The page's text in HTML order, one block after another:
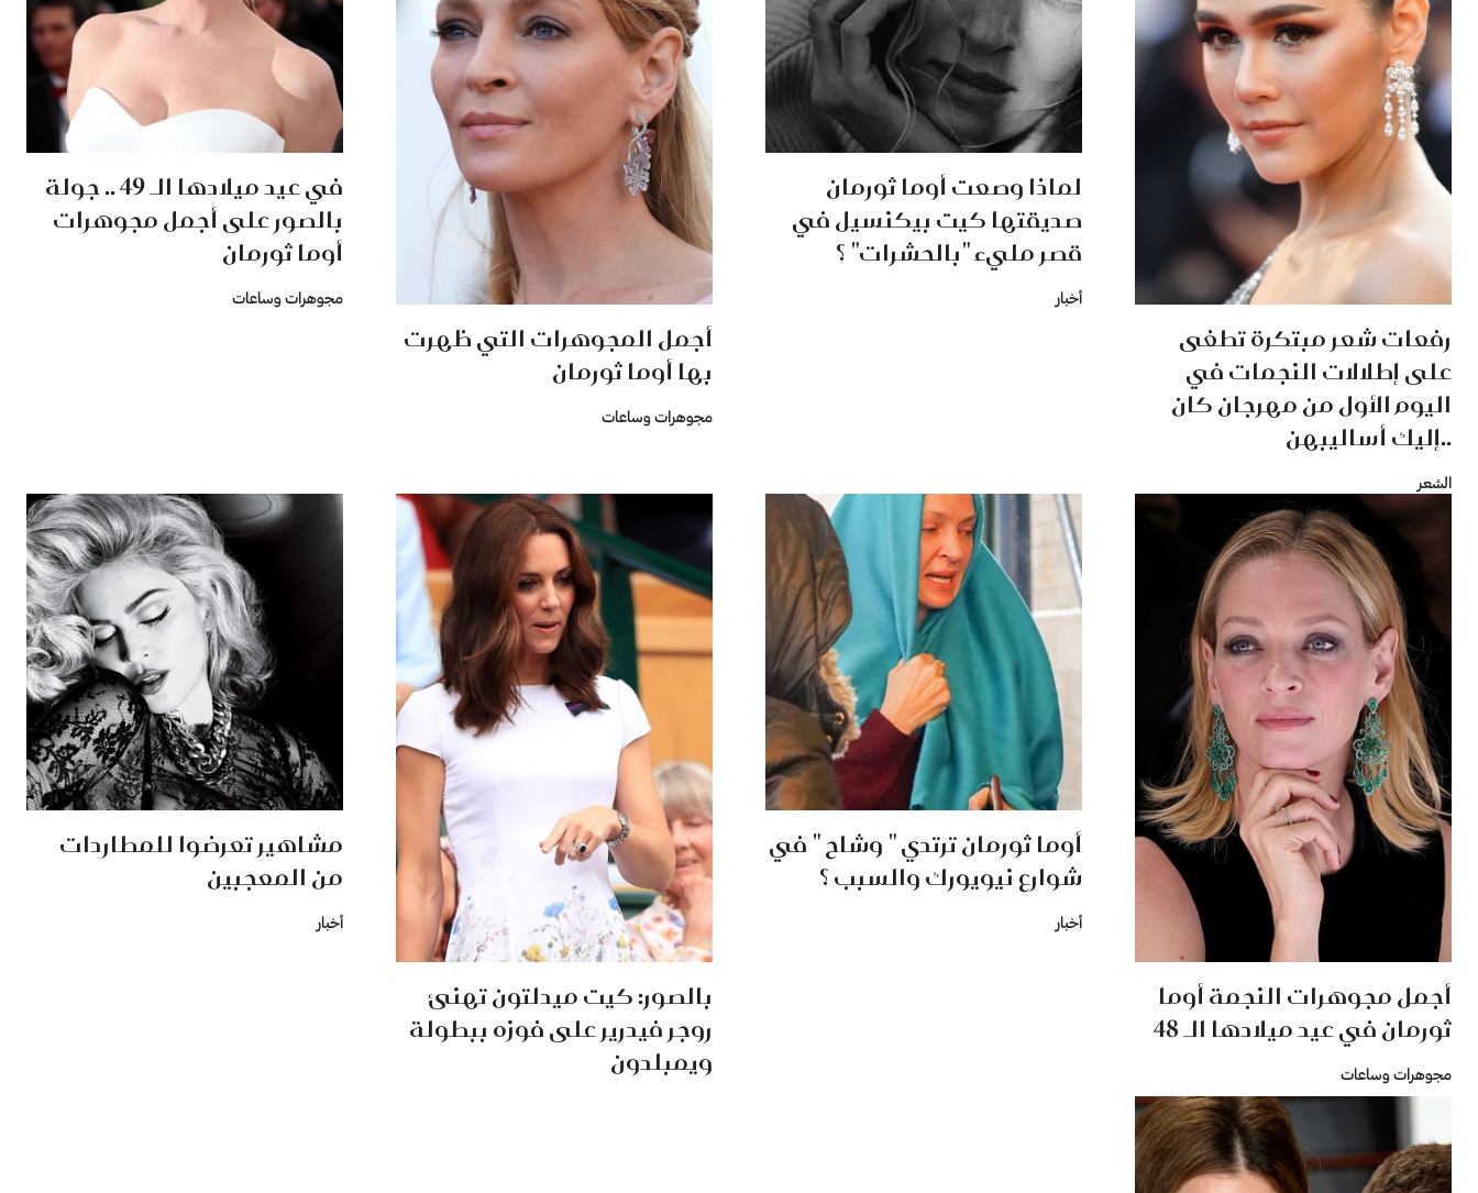
رفعات شعر مبتكرة تطغى
على إطلالات النجمات في
اليوم الأول من مهرجان كان
..إليك أساليبهن
الشعر
لماذا وصعت أوما ثورمان
صديقتها كيت بيكنسيل في
قصر مليء "بالحشرات" ؟
أخبار
أجمل المجوهرات التي ظهرت
بها أوما ثورمان
مجوهرات وساعات
في عيد ميلادها الـ 49 .. جولة
بالصور على أجمل مجوهرات
أوما ثورمان
مجوهرات وساعات
أجمل مجوهرات النجمة أوما
ثورمان في عيد ميلادها الـ 48
مجوهرات وساعات
أوما ثورمان ترتدي " وشاح " في
شوارع نيويورك والسبب ؟
أخبار
بالصور: كيت ميدلتون تهنئ
روجر فيدرير على فوزه ببطولة
ويمبلدون
مشاهير تعرضوا للمطاردات
من المعجبين
أخبار